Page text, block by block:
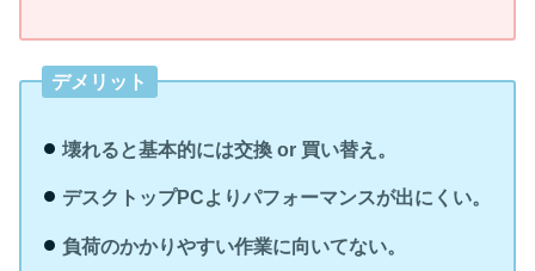
デメリット
壊れると基本的には交換 or 買い替え。
デスクトップPCよりパフォーマンスが出にくい。
負荷のかかりやすい作業に向いてない。